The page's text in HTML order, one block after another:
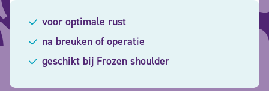
voor optimale rust
na breuken of operatie
geschikt bij Frozen shoulder